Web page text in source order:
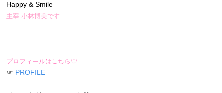
Happy & Smile
主宰 小林博美です
プロフィールはこちら♡
☞ PROFILE